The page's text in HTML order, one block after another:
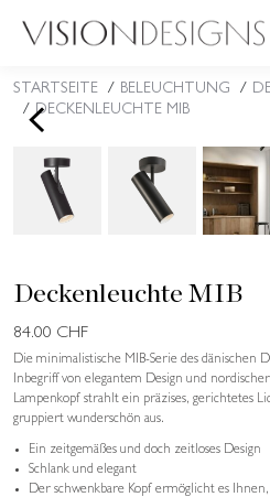
Sie befinden sich hier:
STARTSEITE BELEUCHTUNG
DECKENLEUCHTE MIB
<
Deckenleuchte MIB
84.00 CHF
Die minimalistische MIB-Serie des dänischen
Inbegriff von elegantem Design und
Lampenkopf strahlt ein präzises, gerichtetes
gruppiert wunderschön aus.
Ein zeitgemäßes und doch zeitloses Design
Schlank und elegant
Der schwenkbare Kopf ermöglicht es